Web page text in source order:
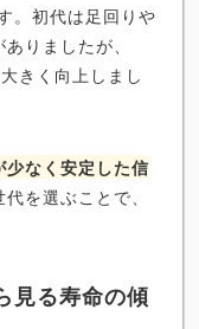
。初代は足回りや
りましたが、
きく向上しまし
なく安定した信
を選ぶことで、
見る寿命の傾